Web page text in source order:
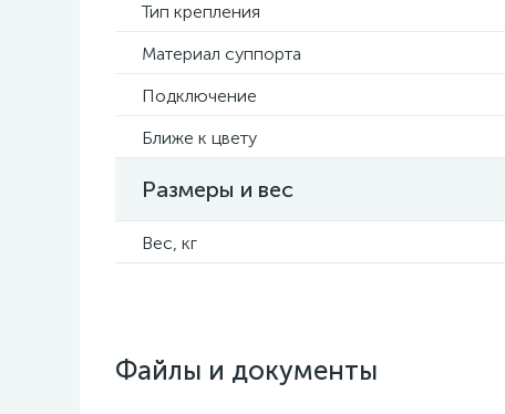
Тип крепления
Материал суппорта
Подключение
Ближе к цвету
Размеры и вес
Вес, кг
Файлы и документы